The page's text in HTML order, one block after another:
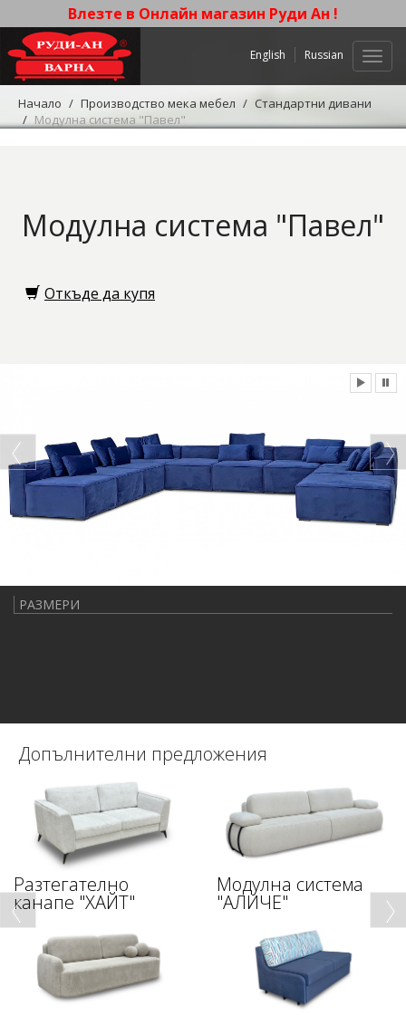
Влезте в Онлайн магазин Руди Ан !
English Russian
Начало Производство мека мебел
Стандартни дивани
Модулна система "Павел"
Модулна система "Павел"
Откъде да купя
РАЗМЕРИ
Допълнителни предложения
Разтегателно
канапе "ХАЙТ"
Модулна система
"АЛИЧЕ"